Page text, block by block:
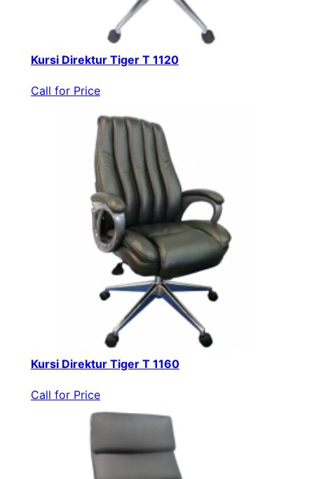
Kursi Direktur Tiger T 1120
Call for Price
Kursi Direktur Tiger T 1160
Call for Price